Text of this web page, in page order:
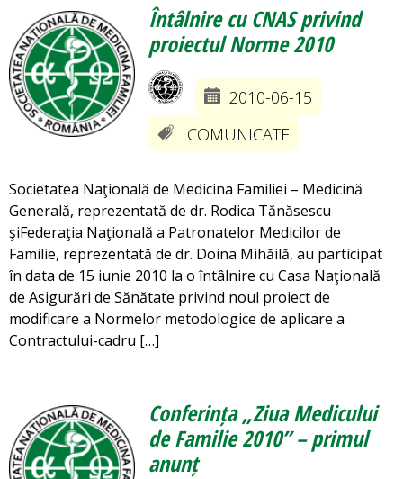
Întâlnire cu CNAS privind
proiectul Norme 2010
2010-06-15
COMUNICATE
Societatea Naţională de Medicina Familiei – Medicină
Generală, reprezentată de dr. Rodica Tănăsescu
şiFederaţia Naţională a Patronatelor Medicilor de
Familie, reprezentată de dr. Doina Mihăilă, au participat
în data de 15 iunie 2010 la o întâlnire cu Casa Naţională
de Asigurări de Sănătate privind noul proiect de
modificare a Normelor metodologice de aplicare a
Contractului-cadru […]
Conferința „Ziua Medicului
de Familie 2010” – primul
anunț